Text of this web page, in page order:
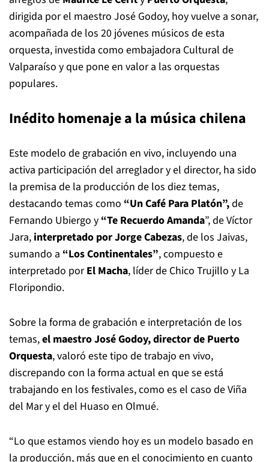
dirigida por el maestro José Godoy, hoy vuelve a sonar,
acompañada de los 20 jóvenes músicos de esta
orquesta, investida como embajadora Cultural de
Valparaíso y que pone en valor a las orquestas
populares.
Inédito homenaje a la música chilena
Este modelo de grabación en vivo, incluyendo una
activa participación del arreglador y el director, ha sido
la premisa de la producción de los diez temas,
destacando temas como “Un Café Para Platón”,de
Fernando Ubiergo y “Te Recuerdo Amanda”, de Víctor
Jara, interpretado por Jorge Cabezas, de los Jaivas,
sumando a “Los Continentales”, compuesto e
interpretado porEl Macha, líder de Chico Trujillo y La
Floripondio.
Sobre la forma de grabación e interpretación de los
temas,el maestro José Godoy, director de Puerto
Orquesta, valoró este tipo de trabajo en vivo,
discrepando con la forma actual en que se está
trabajando en los festivales, como es el caso de Viña
del Mar y el del Huaso en Olmué.
“Lo que estamos viendo hoy es un modelo basado en
la producción, más que en el conocimiento en cuanto